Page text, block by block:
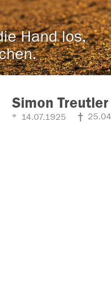
Hand los,
Simon Treutler
14.07.1925